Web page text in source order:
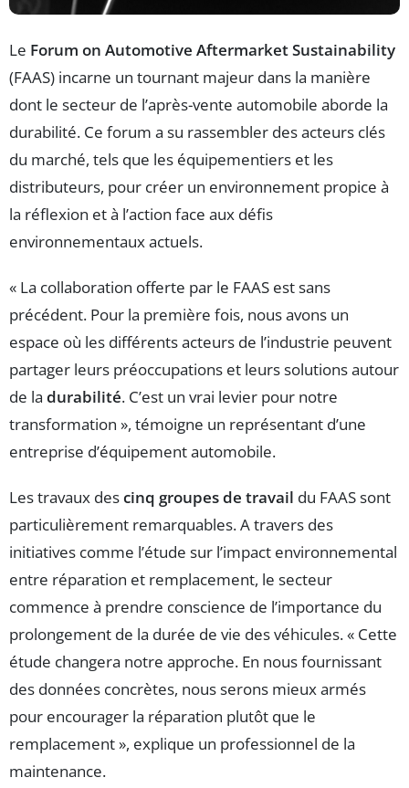
Le Forum on Automotive Aftermarket Sustainability
(FAAS) incarne un tournant majeur dans la manière
dont le secteur de l’après-vente automobile aborde la
durabilité. Ce forum a su rassembler des acteurs clés
du marché, tels que les équipementiers et les
distributeurs, pour créer un environnement propice à
la réflexion et à l’action face aux défis
environnementaux actuels.
« La collaboration offerte par le FAAS est sans
précédent. Pour la première fois, nous avons un
espace où les différents acteurs de l’industrie peuvent
partager leurs préoccupations et leurs solutions autour
de la durabilité. C’est un vrai levier pour notre
transformation », témoigne un représentant d’une
entreprise d’équipement automobile.
Les travaux descinq groupes de travail du FAAS sont
particulièrement remarquables. A travers des
initiatives comme l’étude sur l’impact environnemental
entre réparation et remplacement, le secteur
commence à prendre conscience de l’importance du
prolongement de la durée de vie des véhicules. « Cette
étude changera notre approche. En nous fournissant
des données concrètes, nous serons mieux armés
pour encourager la réparation plutôt que le
remplacement », explique un professionnel de la
maintenance.